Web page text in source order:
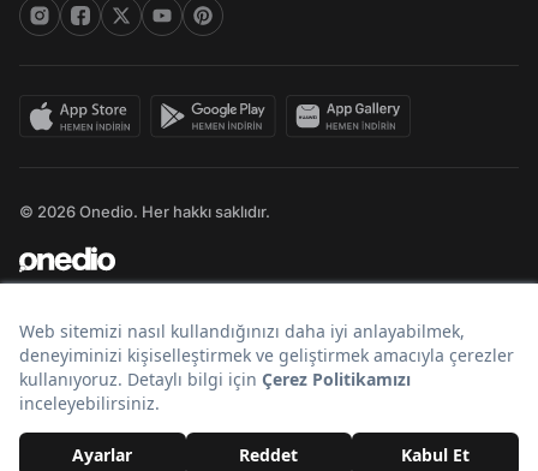
© 2026 Onedio. Her hakkı saklıdır.
Bir markasıdır.